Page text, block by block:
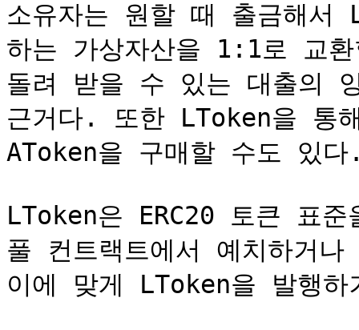
소유자는 원할 때 출금해서
하는 가상자산을 1:1로 교
돌려 받을 수 있는 대출의
근거다. 또한 LToken을 통
AToken을 구매할 수도 있
LToken은 ERC20 토큰 표
풀 컨트랙트에서 예치하거
이에 맞게 LToken을 발행하